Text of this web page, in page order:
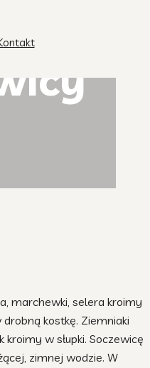
marchewki, selera kroimy
kostkę. Ziemniaki
w słupki. Soczewicę
zimnej wodzie. W